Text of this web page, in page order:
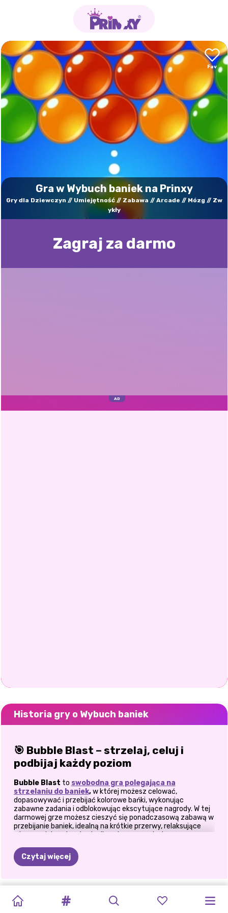
Gra w Wybuch baniek na Prinxy
Gry dla Dziewczyn Umiejętność Zabawa Arcade Mózg
Zw
ykły
Zagraj za darmo
Historia gry o Wybuch baniek
🎯 Bubble Blast – strzelaj, celuj i
podbijaj każdy poziom
Bubble Blast to swobodna gra polegająca na
strzelaniu do baniek,w której możesz celować,
dopasowywać i przebijać kolorowe bańki, wykonując
zabawne zadania i odblokowując ekscytujące nagrody. W tej
darmowej grze możesz cieszyć się ponadczasową zabawą w
przebijanie baniek, idealną na krótkie przerwy, relaksujące
wieczory lub na każdą chwilę, gdy masz ochotę na
💥 Klasyczne strzelanie do baniek
W tej grze możesz strzelać bąbelkami w pasujące kolory, aby
oczyścić planszę i zbliżyć się do zwycięstwa. Zasady są
Czytaj więcej
SUPERMARKETU:
BRAINROT
HEXA
MONKEY
MART
IDEALNE
WYBUCH
BLOKU
UBIERZ
ŻEBY
SZEFOWIE
ZOO
KAWIARNIA